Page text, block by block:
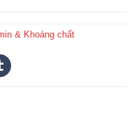
& Khoáng chất